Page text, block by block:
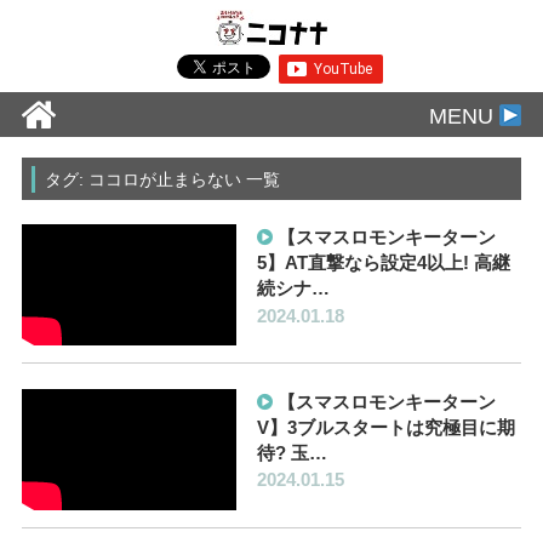
MENU
タグ: ココロが止まらない 一覧
【スマスロモンキーターン
5】AT直撃なら設定4以上! 高継
続シナ…
2024.01.18
【スマスロモンキーターン
V】3ブルスタートは究極目に期
待? 玉…
2024.01.15